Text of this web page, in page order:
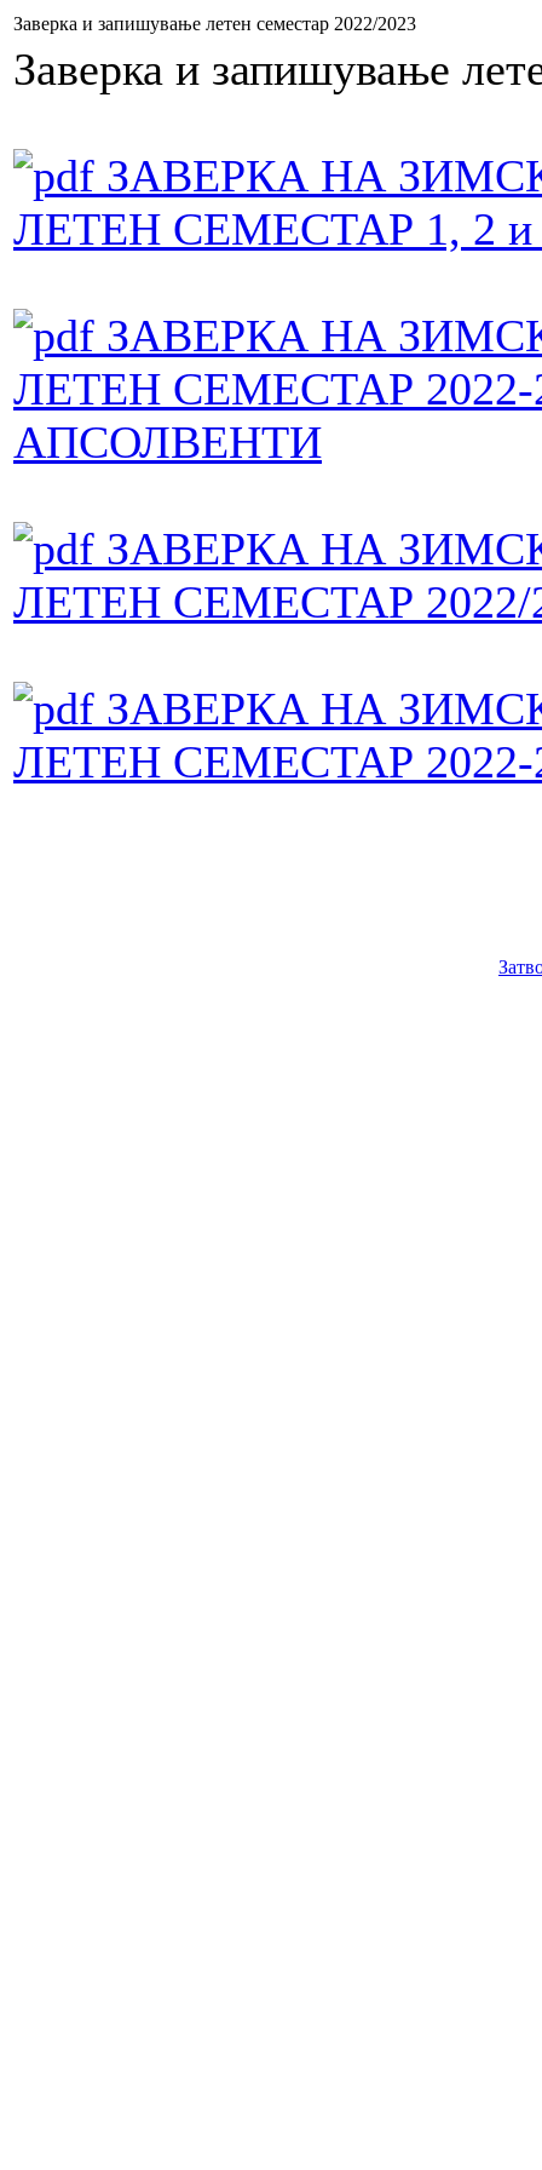
Заверка и запишување летен семестар 2022/2023
Заверка и запишување
ЗАВЕРКА НА
ЛЕТЕН СЕМЕСТАР 1, 2 и
ЗАВЕРКА НА
ЛЕТЕН СЕМЕСТАР
АПСОЛВЕНТИ
ЗАВЕРКА НА
ЛЕТЕН СЕМЕСТАР
ЗАВЕРКА НА
ЛЕТЕН СЕМЕСТАР